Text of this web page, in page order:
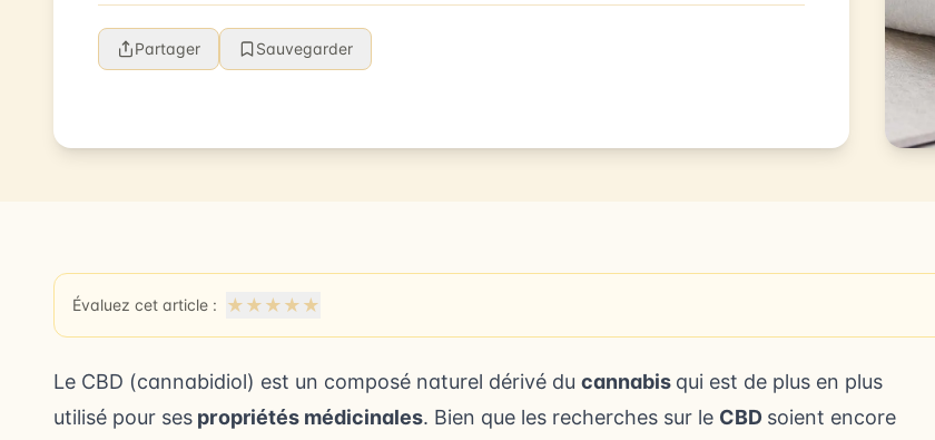
Partager Sauvegarder
Évaluez cet article : ★ ★ ★ ★ ★
Le CBD (cannabidiol) est un composé naturel dérivé du cannabis qui est de plus en plus
utilisé pour ses propriétés médicinales. Bien que les recherches sur le CBD soient encore